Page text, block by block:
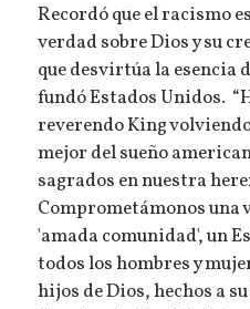
Recordó que el racismo
verdad sobre Dios y su
que desvirtúa la esencia
fundó Estados Unidos.
reverendo King
mejor del sueño
sagrados en nuestra
Comprometámonos una
'amada comunidad', un
todos los hombres y
hijos de Dios, hechos a